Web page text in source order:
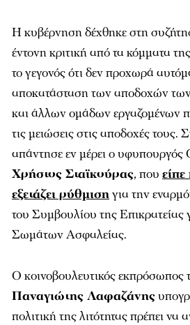
Η κυβέρνηση δέχθηκε στη
έντονη κριτική από τα κόμματα
το γεγονός ότι δεν προχωρά
αποκατάσταση των αποδοχών
και άλλων ομάδων εργαζομένων
τις μειώσεις στις αποδοχές
απάντησε εν μέρει ο υφυπουργός
Χρήστος Σταϊκούρας, που
εξετάζει ρύθμισηγια την
του Συμβουλίου της Επικρατείας
Σωμάτων Ασφαλείας.
Ο κοινοβουλευτικός
Παναγιώτης Λαφαζάνης
πολιτική της λιτότητας πρέπει να